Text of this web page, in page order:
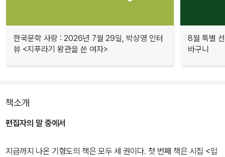
한국문학 사랑 : 2026년 7월 29일, 박상영 인터
뷰 <지푸라기 왕관을 쓴 여자>
8월 특별
바구니
책소개
편집자의 말 중에서
지금까지 나온 기형도의 책은 모두 세 권이다. 첫 번째 책은 시집 <입